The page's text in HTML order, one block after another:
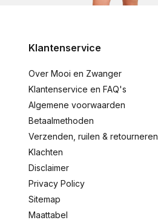
Klantenservice
Over Mooi en Zwanger
Klantenservice en FAQ's
Algemene voorwaarden
Betaalmethoden
Verzenden, ruilen & retourneren
Klachten
Disclaimer
Privacy Policy
Sitemap
Maattabel